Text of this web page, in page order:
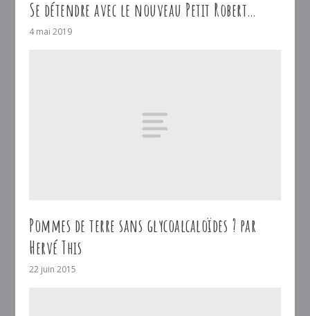
Se détendre avec le nouveau Petit Robert…
4 mai 2019
Pommes de terre sans glycoalcaloïdes ? par
Hervé This
22 juin 2015